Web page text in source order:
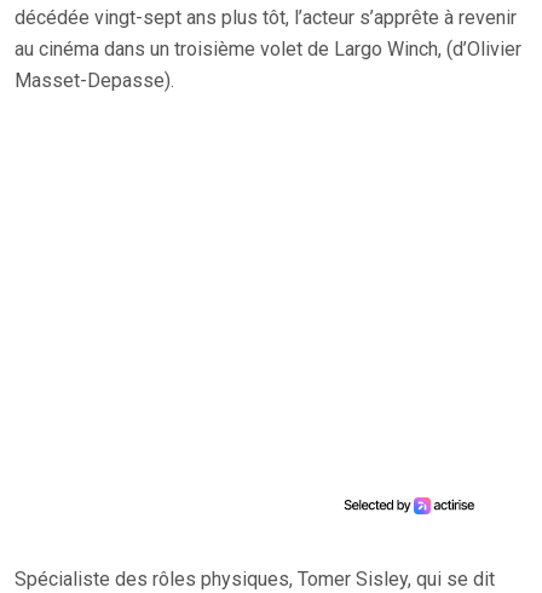
décédée vingt-sept ans plus tôt, l’acteur s’apprête à revenir
au cinéma dans un troisième volet de Largo Winch, (d’Olivier
Masset-Depasse).
Spécialiste des rôles physiques, Tomer Sisley, qui se dit